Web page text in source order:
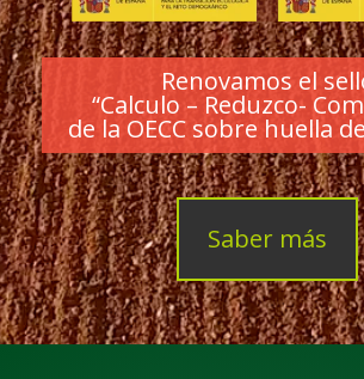
Renovamos el
“Calculo – Reduzco-
de la OECC sobre huella
Saber más